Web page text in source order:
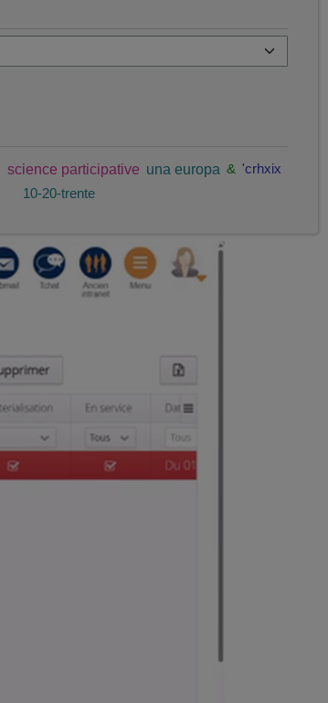
science participative una europa & 'crhxix
10-20-trente